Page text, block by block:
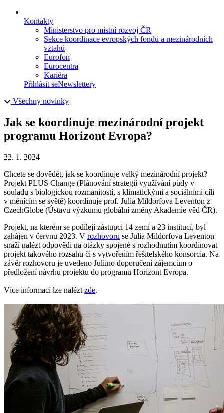
Kontakty
Ministerstvo pro místní rozvoj ČR
Sekce koordinace evropských fondů a mezinárodních
vztahů
Eurofon
Eurocentra
Kariéra
Přihlásit seNewslettery
Všechny novinky
Jak se koordinuje mezinárodní projekt
programu Horizont Evropa?
22. 1. 2024
Chcete se dovědět, jak se koordinuje velký mezinárodní projekt?
Projekt PLUS Change (Plánování strategií využívání půdy v
souladu s biologickou rozmanitostí, s klimatickými a sociálními cíli
v měnícím se světě) koordinuje prof. Julia Mildorfova Leventon z
CzechGlobe (Ústavu výzkumu globální změny Akademie věd ČR).
Projekt, na kterém se podílejí zástupci 14 zemí a 23 institucí, byl
zahájen v červnu 2023. V rozhovoru se Julia Mildorfova Leventon
snaží nalézt odpovědi na otázky spojené s rozhodnutím koordinovat
projekt takového rozsahu či s vytvořením řešitelského konsorcia. Na
závěr rozhovoru je uvedeno Juliino doporučení zájemcům o
předložení návrhu projektu do programu Horizont Evropa.
Více informací lze nalézt zde.